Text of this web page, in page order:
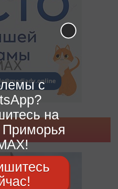
с
на
Приморья